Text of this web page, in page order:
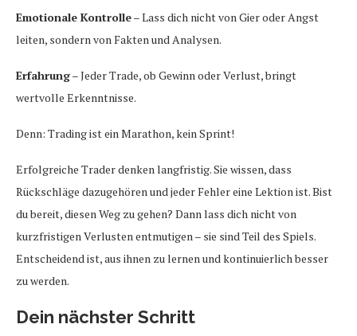
Emotionale Kontrolle– Lass dich nicht von Gier oder Angst
leiten, sondern von Fakten und Analysen.
Erfahrung– Jeder Trade, ob Gewinn oder Verlust, bringt
wertvolle Erkenntnisse.
Denn: Trading ist ein Marathon, kein Sprint!
Erfolgreiche Trader denken langfristig. Sie wissen, dass
Rückschläge dazugehören und jeder Fehler eine Lektion ist. Bist
du bereit, diesen Weg zu gehen? Dann lass dich nicht von
kurzfristigen Verlusten entmutigen – sie sind Teil des Spiels.
Entscheidend ist, aus ihnen zu lernen und kontinuierlich besser
zu werden.
Dein nächster Schritt